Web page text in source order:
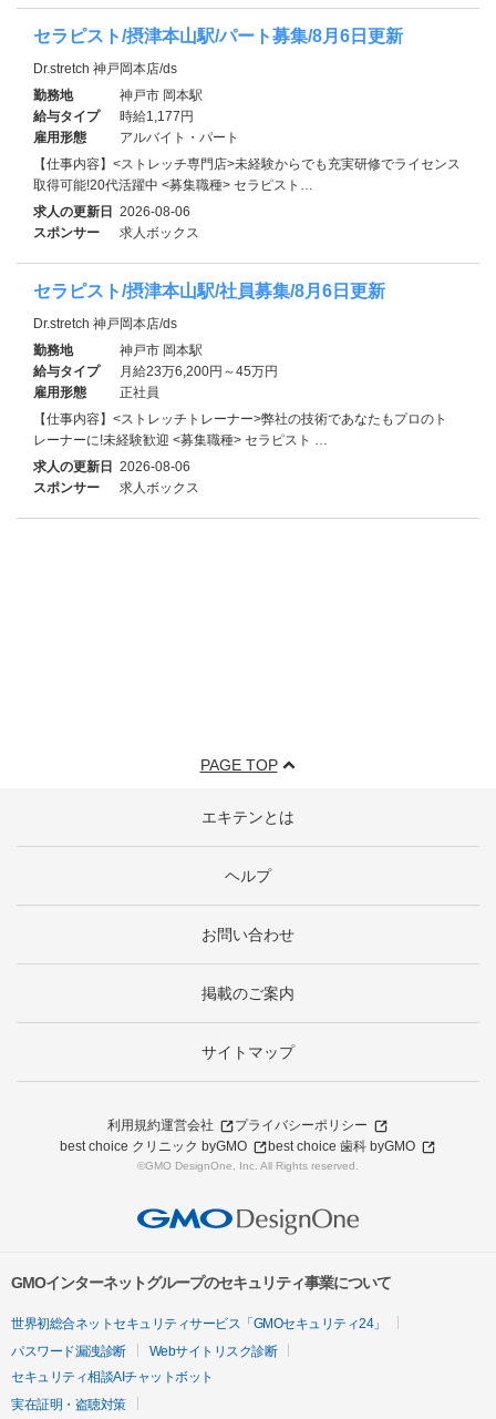
セラピスト/摂津本山駅/パート募集/8月6日更新
Dr.stretch 神戸岡本店/ds
勤務地
神戸市 岡本駅
給与タイプ
時給1,177円
雇用形態
アルバイト・パート
【仕事内容】<ストレッチ専門店>未経験からでも充実研修でライセンス
取得可能!20代活躍中 <募集職種> セラピスト…
求人の更新日 2026-08-06
スポンサー
求人ボックス
セラピスト/摂津本山駅/社員募集/8月6日更新
Dr.stretch 神戸岡本店/ds
勤務地
神戸市 岡本駅
給与タイプ
月給23万6,200円～45万円
雇用形態
正社員
【仕事内容】<ストレッチトレーナー>弊社の技術であなたもプロのト
レーナーに!未経験歓迎 <募集職種> セラピスト …
求人の更新日 2026-08-06
スポンサー
求人ボックス
PAGE TOP
エキテンとは
ヘルプ
お問い合わせ
掲載のご案内
サイトマップ
利用規約運営会社
プライバシーポリシー
best choice クリニック byGMO
best choice 歯科 byGMO
©GMO DesignOne, Inc. All Rights reserved.
GMOインターネットグループのセキュリティ事業について
世界初総合ネットセキュリティサービス「GMOセキュリティ24」
パスワード漏洩診断
Webサイトリスク診断
セキュリティ相談AIチャットボット
実在証明・盗聴対策